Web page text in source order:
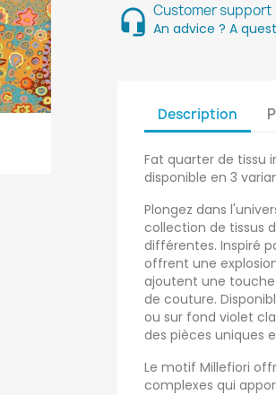
Customer support
An advice ? A
Description
Fat quarter de tissu
disponible en 3
Plongez dans
collection de tissus
différentes. Inspiré
offrent une
ajoutent une
de couture.
ou sur fond violet
des pièces uniques
Le motif Millefiori
complexes qui